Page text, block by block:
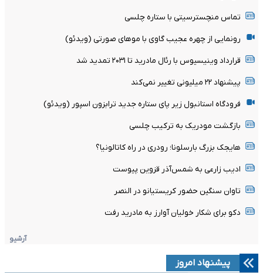
تماس منچسترسیتی با ستاره چلسی
رونمایی از چهره عجیب گاوی با موهای صورتی (ویدئو)
قرارداد وینیسیوس با رئال مادرید تا ۲۰۳۱ تمدید شد
پیشنهاد ۲۲ میلیونی تغییر نمی‌کند
فرودگاه استانبول زیر پای ستاره جدید ترابزون اسپور (ویدئو)
بازگشت مودریک به ترکیب چلسی
هایجک بزرگ بارسلونا؛ رودری در راه کاتالونیا؟
ادیب زارعی به شمس‌آذر قزوین پیوست
تاوان سنگین حضور کریستیانو در النصر
دکو برای شکار خولیان آوارز به مادرید رفت
آرشیو
پیشنهاد امروز